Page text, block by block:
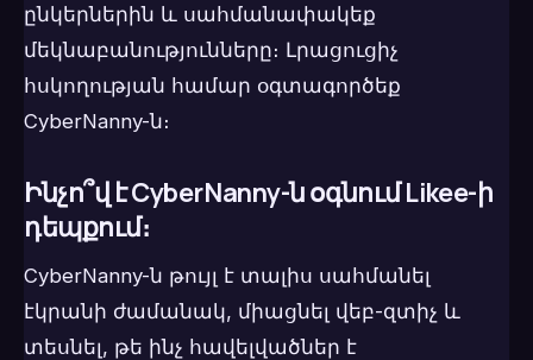
ընկերներին և սահմանափակեք
մեկնաբանությունները։ Լրացուցիչ
հսկողության համար օգտագործեք
CyberNanny-ն։
Ինչո՞վ է CyberNanny-ն օգնում Likee-ի
դեպքում։
CyberNanny-ն թույլ է տալիս սահմանել
էկրանի ժամանակ, միացնել վեբ-զտիչ և
տեսնել, թե ինչ հավելվածներ է